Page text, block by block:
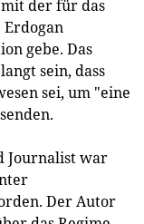
mit der für das
Erdogan
gebe. Das
sein, dass
sei, um "eine
Journalist war
Der Autor